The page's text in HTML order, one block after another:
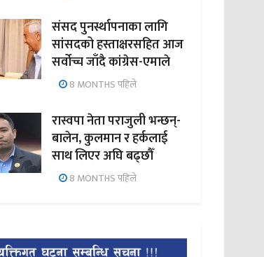
संसद पुनर्स्थापनाका लागि
सांसदको हस्ताक्षरसहित आज
सर्वोच्च जाँदै कांग्रेस-एमाले
8 MONTHS पहिले
रास्वपा नेता पराजुली भन्छन्-
बालेन, कुलमान र हर्कलाई
साथ लिएर अघि बढ्छौँ
8 MONTHS पहिले